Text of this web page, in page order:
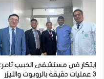
ابتكار في مستشفى الحبيب ثامر:
3 عمليات دقيقة بالروبوت والليزر